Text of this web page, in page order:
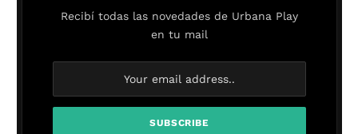
Recibí todas las novedades de Urbana Play
en tu mail